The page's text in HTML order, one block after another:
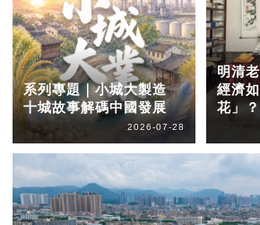
系列專題｜小城大製造
十城故事解碼中國發展
2026-07-28
明清
經濟
花」